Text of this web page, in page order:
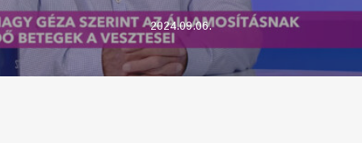
2024.09.06.